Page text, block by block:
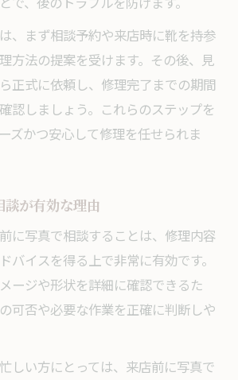
、まず相談予約や来店時に靴を持参
方法の提案を受けます。その後、見
正式に依頼し、修理完了までの期間
認しましょう。これらのステップを
ズかつ安心して修理を任せられま
が有効な理由
に写真で相談することは、修理内容
バイスを得る上で非常に有効です。
ージや形状を詳細に確認できるた
可否や必要な作業を正確に判断しや
しい方にとっては、来店前に写真で